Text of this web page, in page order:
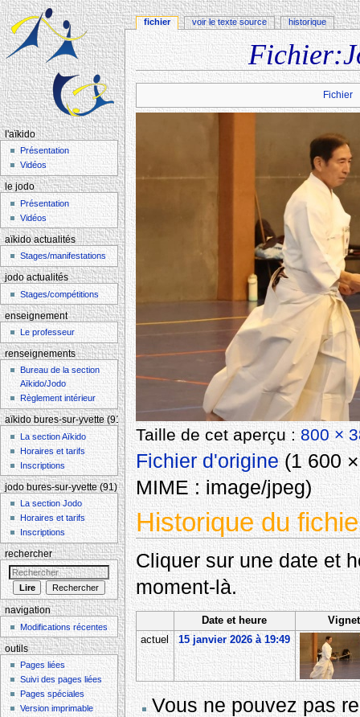
Aller à :navigation , rechercher
Fichier
Taille de cet aperçu :800 ×
Fichier d'origine‎(1 600
MIME : image/jpeg)
Historique du
Cliquer sur une date et
moment-là.
Date et heure
actuel
15 janvier 2026 à 19:49
Vous ne pouvez pas
fichier voir le texte source historique
l'aïkido
Présentation
Vidéos
le jodo
Présentation
Vidéos
aïkido actualités
Stages/manifestations
jodo actualités
Stages/compétitions
enseignement
Le professeur
renseignements
Bureau de la section
Aïkido/Jodo
Règlement intérieur
aïkido bures-sur-yvette (91)
La section Aïkido
Horaires et tarifs
Inscriptions
jodo bures-sur-yvette (91)
La section Jodo
Horaires et tarifs
Inscriptions
rechercher
navigation
Modifications récentes
outils
Pages liées
Suivi des pages liées
Pages spéciales
Version imprimable